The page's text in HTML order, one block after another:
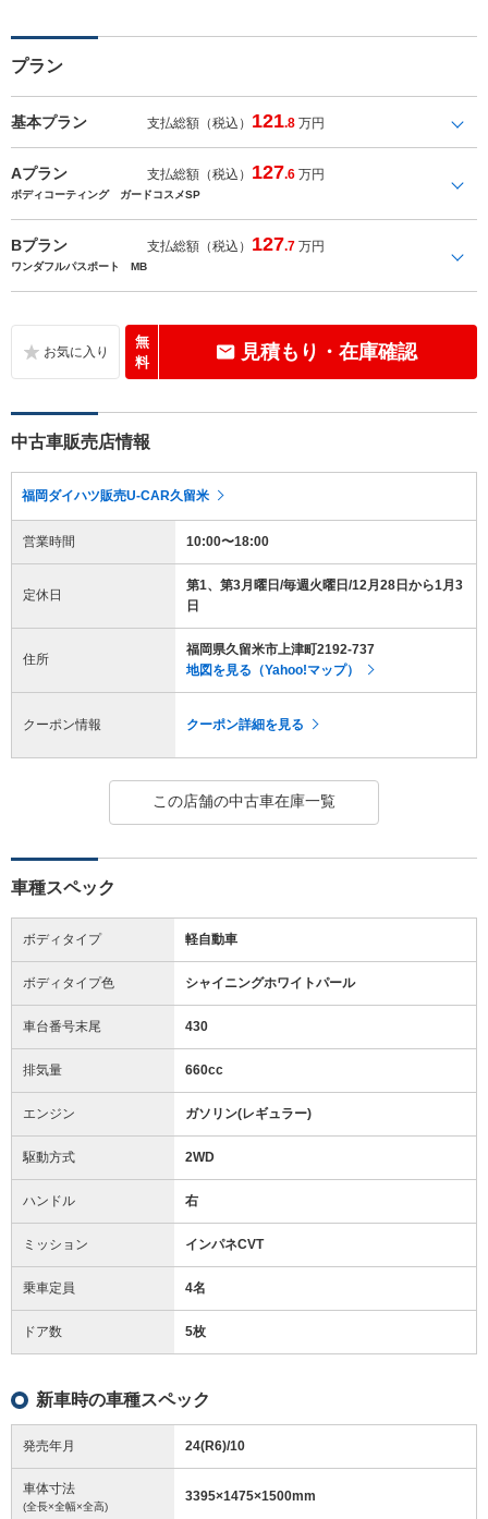
プラン
基本プラン 支払総額（税込） 121.8 万円
Aプラン 支払総額（税込） 127.6 万円
ボディコーティング ガードコスメSP
Bプラン 支払総額（税込） 127.7 万円
ワンダフルパスポート MB
無
料
見積もり・在庫確認
中古車販売店情報
福岡ダイハツ販売U-CAR久留米
営業時間 10:00〜18:00
定休日
第1、第3月曜日/毎週火曜日/12月28日から1月3
日
住所
福岡県久留米市上津町2192-737
地図を見る（Yahoo!マップ）
クーポン情報 クーポン詳細を見る
この店舗の中古車在庫一覧
車種スペック
ボディタイプ 軽自動車
ボディタイプ色 シャイニングホワイトパール
車台番号末尾 430
排気量 660cc
エンジン ガソリン(レギュラー)
駆動方式 2WD
ハンドル 右
ミッション インパネCVT
乗車定員 4名
ドア数 5枚
新車時の車種スペック
発売年月 24(R6)/10
車体寸法
(全長×全幅×全高)
3395×1475×1500mm